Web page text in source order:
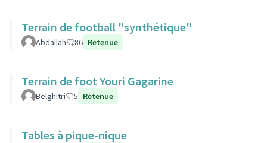
Terrain de football "synthétique"
Abdallah 86 Retenue
Terrain de foot Youri Gagarine
Belghitri 5 Retenue
Tables à pique-nique